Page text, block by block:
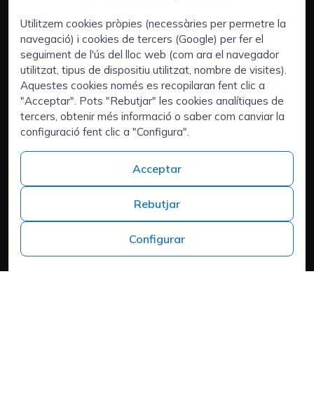
Utilitzem cookies pròpies (necessàries per permetre la
navegació) i cookies de tercers (Google) per fer el
seguiment de l'ús del lloc web (com ara el navegador
utilitzat, tipus de dispositiu utilitzat, nombre de visites).
Aquestes cookies només es recopilaran fent clic a
"Acceptar". Pots "Rebutjar" les cookies analítiques de
tercers, obtenir més informació o saber com canviar la
configuració fent clic a "Configura".
Acceptar
Rebutjar
Configurar
Serveis:
Empreses
Executive Search | Selecció de Directius
Outsourcing de Recuros Humans
Àrees d'interès:
Tens talent i busques un nou repte?
Qui som
Contacte
Treballa a ISPROX
Teléfono